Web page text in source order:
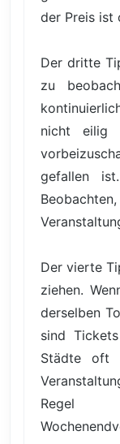
der Preis ist
Der dritte
zu
nicht eilig
gefallen
Der vierte
ziehen.
derselben
sind
Städte oft
Regel